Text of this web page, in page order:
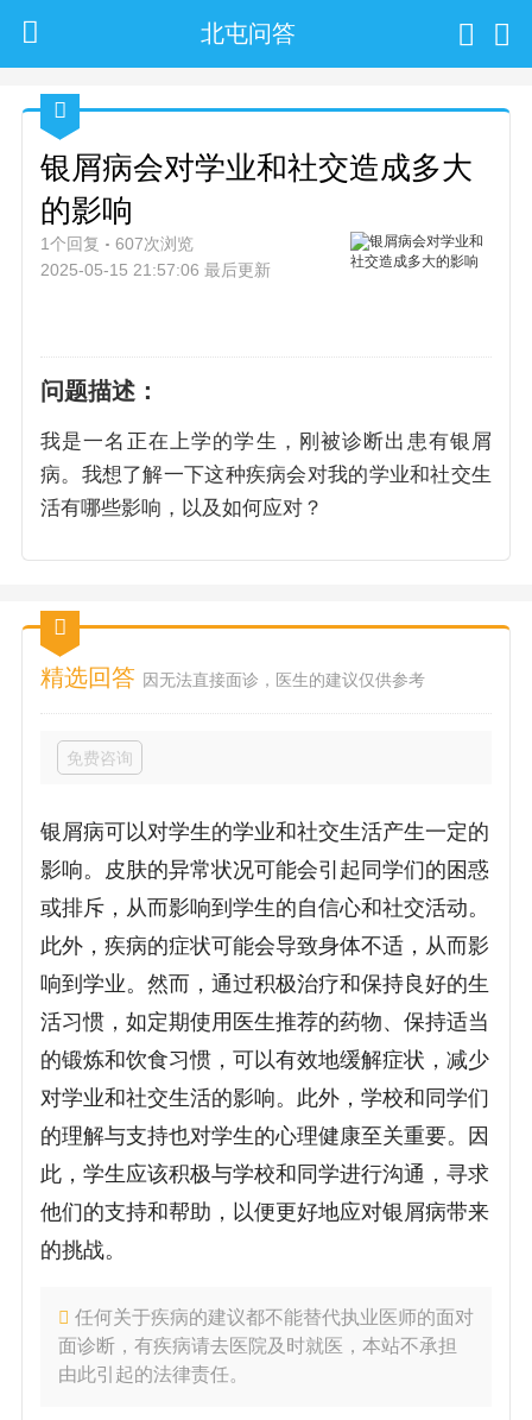
北屯问答
银屑病会对学业和社交造成多大
的影响
1个回复
607次浏览
2025-05-15 21:57:06 最后更新
问题描述：
我是一名正在上学的学生，刚被诊断出患有银屑
病。我想了解一下这种疾病会对我的学业和社交生
活有哪些影响，以及如何应对？
精选回答 因无法直接面诊，医生的建议仅供参考
免费咨询
银屑病可以对学生的学业和社交生活产生一定的
影响。皮肤的异常状况可能会引起同学们的困惑
或排斥，从而影响到学生的自信心和社交活动。
此外，疾病的症状可能会导致身体不适，从而影
响到学业。然而，通过积极治疗和保持良好的生
活习惯，如定期使用医生推荐的药物、保持适当
的锻炼和饮食习惯，可以有效地缓解症状，减少
对学业和社交生活的影响。此外，学校和同学们
的理解与支持也对学生的心理健康至关重要。因
此，学生应该积极与学校和同学进行沟通，寻求
他们的支持和帮助，以便更好地应对银屑病带来
的挑战。
任何关于疾病的建议都不能替代执业医师的面对
面诊断，有疾病请去医院及时就医，本站不承担
由此引起的法律责任。